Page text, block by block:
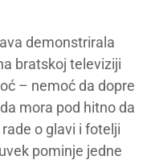
demonstrirala
bratskoj televiziji
– nemoć da dopre
mora pod hitno da
o glavi i fotelji
pominje jedne